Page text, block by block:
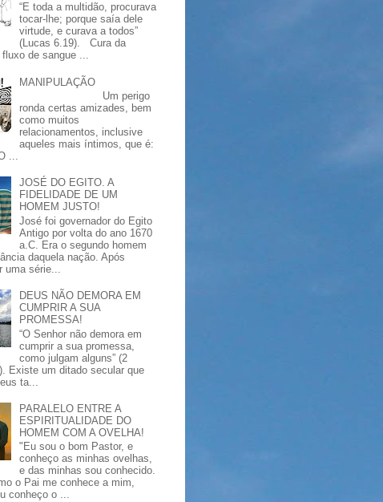
“E toda a multidão, procurava
tocar-lhe; porque saía dele
virtude, e curava a todos”
(Lucas 6.19). Cura da
fluxo de sangue ...
MANIPULAÇÃO
Um perigo
ronda certas amizades, bem
como muitos
relacionamentos, inclusive
aqueles mais íntimos, que é:
...
JOSÉ DO EGITO. A
FIDELIDADE DE UM
HOMEM JUSTO!
José foi governador do Egito
Antigo por volta do ano 1670
a.C. Era o segundo homem
daquela nação. Após
uma série...
DEUS NÃO DEMORA EM
CUMPRIR A SUA
PROMESSA!
“O Senhor não demora em
cumprir a sua promessa,
como julgam alguns” (2
Existe um ditado secular que
ta...
PARALELO ENTRE A
ESPIRITUALIDADE DO
HOMEM COM A OVELHA!
"Eu sou o bom Pastor, e
conheço as minhas ovelhas,
e das minhas sou conhecido.
o Pai me conhece a mim,
conheço o ...